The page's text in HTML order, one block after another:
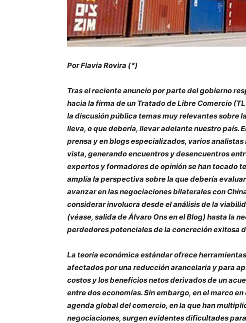
Por Flavia Rovira (*)
Tras el reciente anuncio por parte del gobierno
hacia la firma de un Tratado de Libre Comercio
la discusión pública temas muy relevantes sobre
lleva, o que debería, llevar adelante nuestro país.
prensa y en blogs especializados, varios
vista, generando encuentros y desencuentros
expertos y formadores de opinión se han tocado
amplía la perspectiva sobre la que debería
avanzar en las negociaciones bilaterales con
considerar involucra desde el análisis de la
(véase, salida de Álvaro Ons en el Blog) hasta la
perdedores potenciales de la concreción exitosa
La teoría económica estándar ofrece
afectados por una reducción arancelaria y para
costos y los beneficios netos derivados de un
entre dos economías. Sin embargo, en el marco
agenda global del comercio, en la que han
negociaciones, surgen evidentes dificultades